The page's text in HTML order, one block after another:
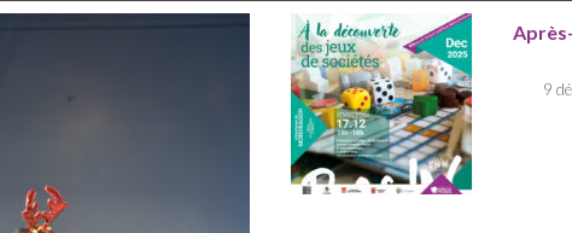
9